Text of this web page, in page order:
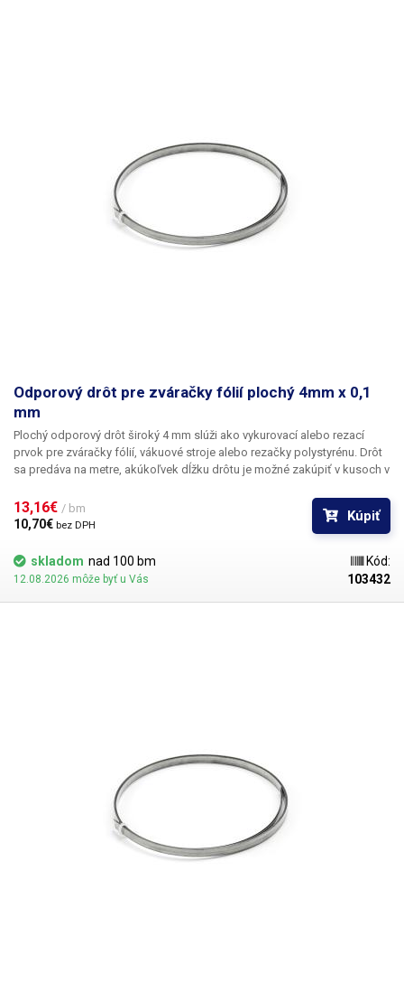
Odporový drôt pre zváračky fólií plochý 4mm x 0,1
mm
Plochý odporový drôt široký 4 mm slúži ako vykurovací alebo rezací
prvok pre zváračky fólií, vákuové stroje alebo rezačky polystyrénu.
sa predáva na metre, akúkoľvek dĺžku drôtu je možné zakúpiť v kusoch v
dodáva bez slučiek a úchytov.
13,16€ / bm
10,70€ bez DPH
Kúpiť
skladom nad 100 bm
12.08.2026 môže byť u Vás
Kód:
103432